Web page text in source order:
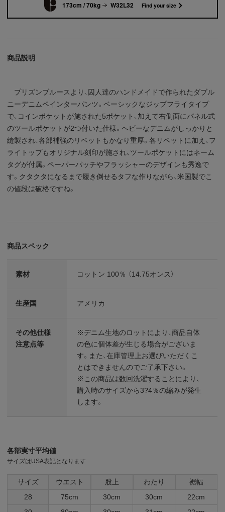
173cm / 70kg W32L32 Find your size
商品説明
プリズンブルースより、囚人達のハンドメイドで作られたダブル
ニーデニムペインターパンツ。ベーシックなジップフライタイプ
で、コインポケットが施された5ポケット、加えて右側面にパネル式
のツールポケットが2つ付いた仕様。ヘビーなデニムがしっかりと
縫製され、各部補強のリベットもかなり重厚。各リベットに加え、フ
ライトップもオリジナル刻印が施され、ツールポケットにはネーム
タグが付属。ペーパーパッチやフラッシャーのデザインも秀逸で
す。クタクタになるまで履き倒せるタフな作りながら、米国製でこ
の値段は破格ですね。
商品スペック
素材 コットン 100％ （14.75オンス）
生産国 アメリカ
その他仕様
注意点等
※デニム生地のロットにより、商品自体
の色に個体差が生じる場合がございま
す。また、在庫管理上お選びいただくこ
とはできませんのでご了承下さい。
※この商品は数回洗濯することにより、
購入時のサイズから3?4％の縮みが発生
します。
各部実寸平均値
サイズはUSA表記となります
サイズ ウエスト 股上 わたり
裾幅
28
75cm 30cm 30cm
22cm